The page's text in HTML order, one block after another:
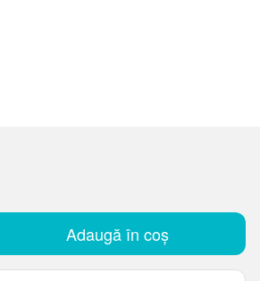
Adaugă în coș